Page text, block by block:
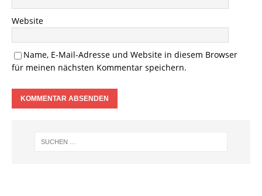
Website
Name, E-Mail-Adresse und Website in diesem Browser
für meinen nächsten Kommentar speichern.